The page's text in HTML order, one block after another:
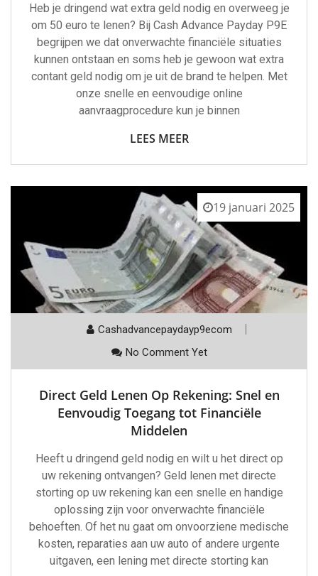
Heb je dringend wat extra geld nodig en overweeg je
om 50 euro te lenen? Bij Cash Advance Payday P9E
begrijpen we dat onverwachte financiële situaties
kunnen ontstaan en soms heb je gewoon wat extra
contant geld nodig om je uit de brand te helpen. Met
onze snelle en eenvoudige online
aanvraagprocedure kun je binnen
LEES MEER
19 januari 2025
Cashadvancepaydayp9ecom
No Comment Yet
Direct Geld Lenen Op Rekening: Snel en
Eenvoudig Toegang tot Financiële
Middelen
Heeft u dringend geld nodig en wilt u het direct op
uw rekening ontvangen? Geld lenen met directe
storting op uw rekening kan een snelle en handige
oplossing zijn voor onverwachte financiële
behoeften. Of het nu gaat om onvoorziene medische
kosten, reparaties aan uw auto of andere urgente
uitgaven, een lening met directe storting kan